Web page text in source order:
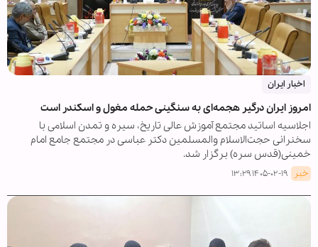
اخبار ایران
امروز ایران درگیر هجمه‌ای به سنگینی حمله مغول و اسکندر است
اجلاسیه اساتید مجتمع آموزش عالی تاریخ، سیره و تمدن اسلامی با
سخنرانی حجت‌الاسلام والمسلمین دکتر عباسی در مجتمع جامع امام
خمینی(قدس سره) برگزار شد.
خبر ۱۴۰۵-۰۲-۱۹ ۱۳:۲۹